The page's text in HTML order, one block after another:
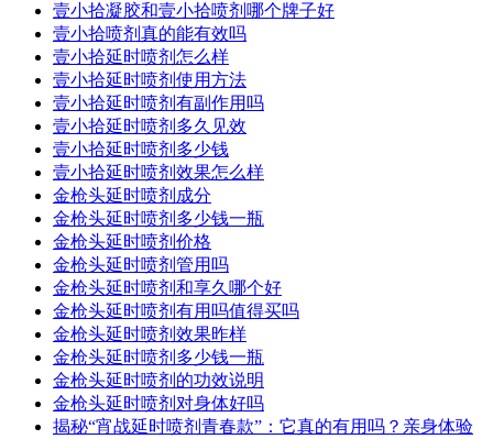
壹小拾凝胶和壹小拾喷剂哪个牌子好
壹小拾喷剂真的能有效吗
壹小拾延时喷剂怎么样
壹小拾延时喷剂使用方法
壹小拾延时喷剂有副作用吗
壹小拾延时喷剂多久见效
壹小拾延时喷剂多少钱
壹小拾延时喷剂效果怎么样
金枪头延时喷剂成分
金枪头延时喷剂多少钱一瓶
金枪头延时喷剂价格
金枪头延时喷剂管用吗
金枪头延时喷剂和享久哪个好
金枪头延时喷剂有用吗值得买吗
金枪头延时喷剂效果昨样
金枪头延时喷剂多少钱一瓶
金枪头延时喷剂的功效说明
金枪头延时喷剂对身体好吗
揭秘“宵战延时喷剂青春款”：它真的有用吗？亲身体验